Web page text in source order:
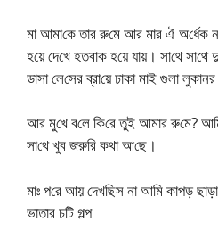
মা আমা‌কে তার রু‌মে আর মার ঐ অ‌র্ধেক
হ‌য়ে দে‌খে হতবাক হ‌য়ে যায়। সা‌থে সা‌থে
ডাসা লে‌সের ব্রা‌য়ে ঢাকা মাই গুলা লুকানর
আর মু‌খে ব‌লে কি‌রে তুই আমার রু‌মে? আ‌মি
সা‌থে খুব জরু‌রি কথা আ‌ছে।
মাঃ প‌রে আয় দেখ‌ছিস না আ‌মি কাপড়
ভাতার চটি গল্প